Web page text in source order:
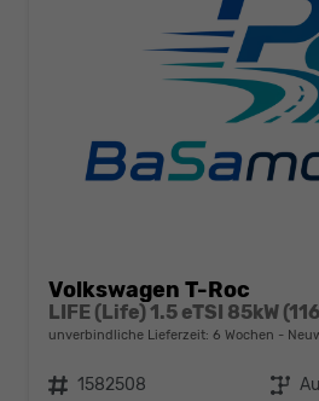
Volkswagen T-Roc
LIFE (Life) 1.5 eTSI 85kW
unverbindliche Lieferzeit: 6 Wochen
Fahrzeugnr. 1582508 Getriebe